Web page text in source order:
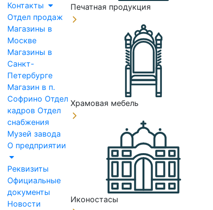
Контакты
Отдел продаж
Магазины в
Москве
Магазины в
Санкт-
Петербурге
Магазин в п.
Софрино Отдел
кадров Отдел
снабжения
Музей завода
О предприятии
Реквизиты
Официальные
документы
Новости
Печатная продукция
Храмовая мебель
Иконостасы